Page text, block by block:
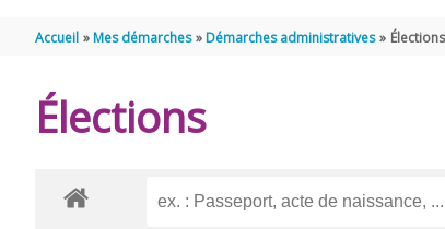
Accueil Mes démarches Démarches administratives Élections
Élections